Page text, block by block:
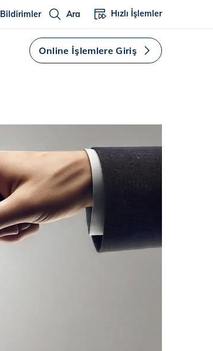
Bildirimler Ara Hızlı İşlemler
Online İşlemlere Giriş